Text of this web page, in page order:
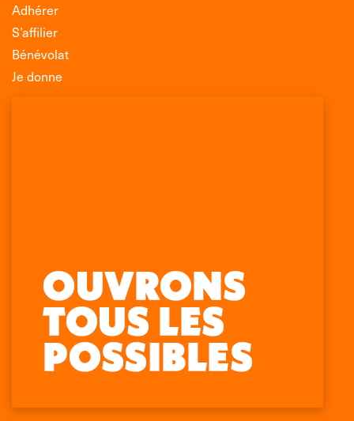
Adhérer
S’affilier
Bénévolat
Je donne
Retrouvez-nous sur :
Facebook
s'ouvre
une
La
page
X
s'ouvre
une
La
page
LinkedIn
s'ouvre
une
La
page
Instagram
s'ouvre
une